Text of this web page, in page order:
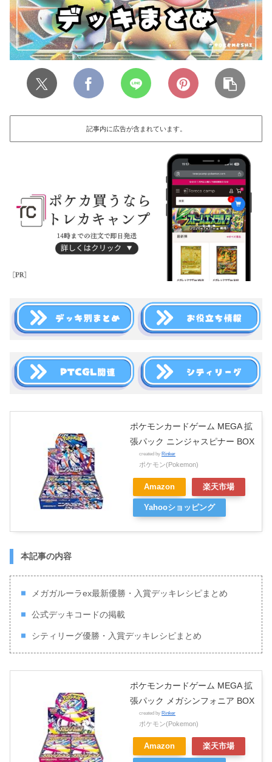
記事内に広告が含まれています。
ポケモンカードゲーム MEGA 拡
張パック ニンジャスピナー BOX
created by Rinker
ポケモン(Pokemon)
Amazon 楽天市場
Yahooショッピング
本記事の内容
メガガルーラex最新優勝・入賞デッキレシピまとめ
公式デッキコードの掲載
シティリーグ優勝・入賞デッキレシピまとめ
ポケモンカードゲーム MEGA 拡
張パック メガシンフォニア BOX
created by Rinker
ポケモン(Pokemon)
Amazon 楽天市場